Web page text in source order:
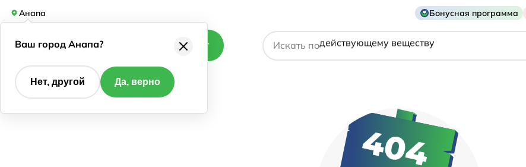
Анапа Бонусная программа
Каталог Искать попроизводителю
Ваш город Анапа?
Нет, другой Да, верно